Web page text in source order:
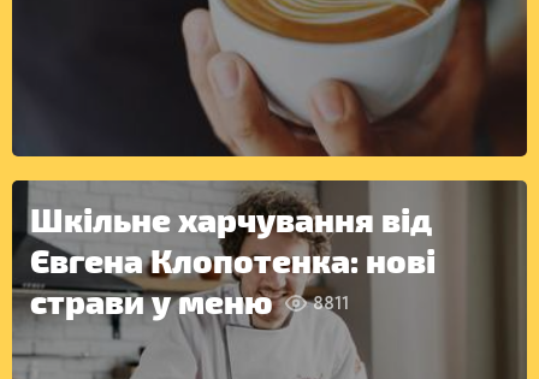
Шкільне харчування від
Євгена Клопотенка: нові
страви у меню
8811